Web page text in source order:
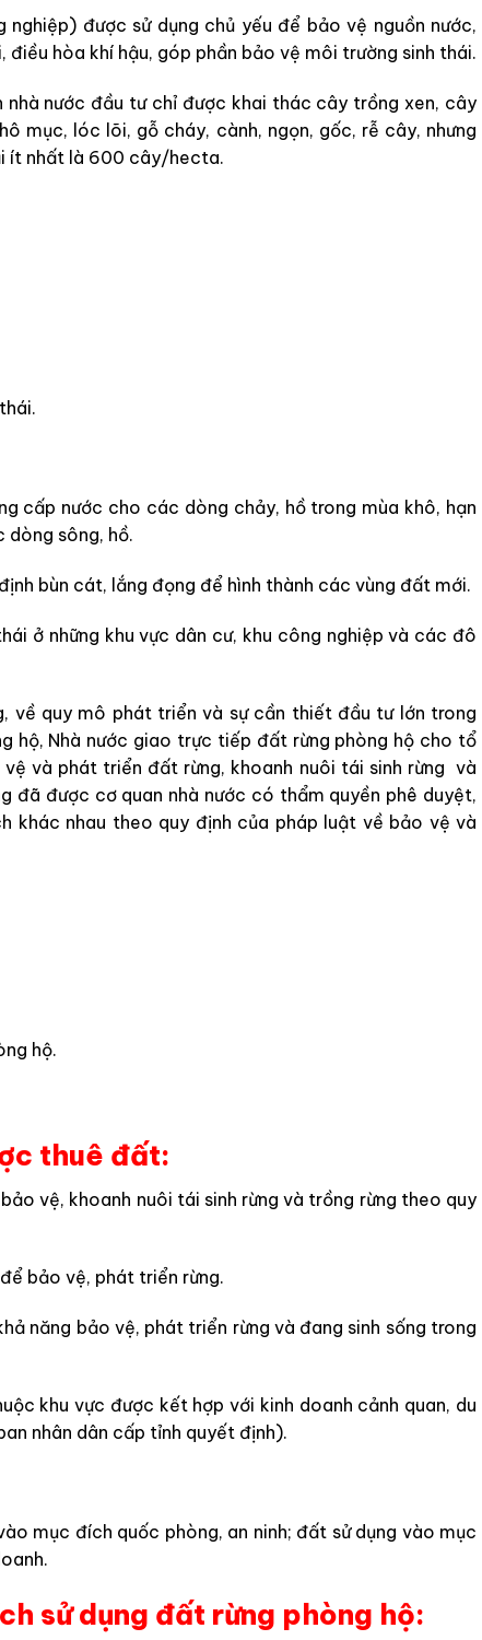
được sử dụng chủ yếu để bảo vệ nguồn nước,
hòa khí hậu, góp phần bảo vệ môi trường sinh thái.
nhà nước đầu tư chỉ được khai thác cây trồng xen, cây
mục, lóc lõi, gỗ cháy, cành, ngọn, gốc, rễ cây, nhưng
ít nhất là 600 cây/hecta.
cấp nước cho các dòng chảy, hồ trong mùa khô, hạn
dòng sông, hồ.
bùn cát, lắng đọng để hình thành các vùng đất mới.
ở những khu vực dân cư, khu công nghiệp và các đô
về quy mô phát triển và sự cần thiết đầu tư lớn trong
hộ, Nhà nước giao trực tiếp đất rừng phòng hộ cho tổ
và phát triển đất rừng, khoanh nuôi tái sinh rừng và
đã được cơ quan nhà nước có thẩm quyền phê duyệt,
khác nhau theo quy định của pháp luật về bảo vệ và
hộ.
thuê đất:
vệ, khoanh nuôi tái sinh rừng và trồng rừng theo quy
bảo vệ, phát triển rừng.
năng bảo vệ, phát triển rừng và đang sinh sống trong
khu vực được kết hợp với kinh doanh cảnh quan, du
nhân dân cấp tỉnh quyết định).
mục đích quốc phòng, an ninh; đất sử dụng vào mục
sử dụng đất rừng phòng hộ: